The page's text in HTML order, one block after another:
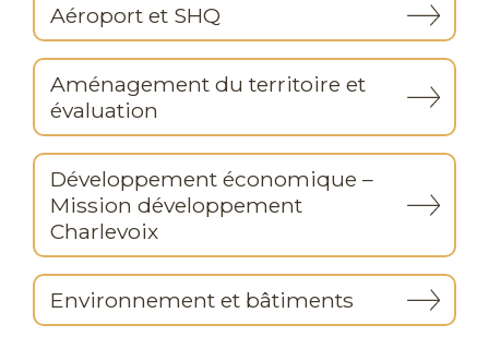
Aéroport et SHQ
Aménagement du territoire et
évaluation
Développement économique –
Mission développement
Charlevoix
Environnement et bâtiments